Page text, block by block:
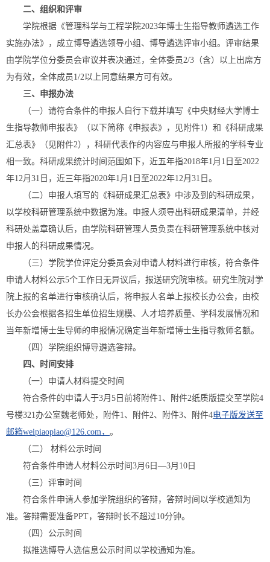
二、组织和评审
学院根据《管理科学与工程学院2023年博士生指导教师遴选工作
实施办法》，成立博导遴选领导小组、博导遴选评审小组。评审结果
由学院学位分委员会审议并表决通过，全体委员2/3（含）以上出席方
为有效，全体成员1/2以上同意结果方可有效。
三、申报办法
（一）请符合条件的申报人自行下载并填写《中央财经大学博士
生指导教师申报表》（以下简称《申报表》，见附件1）和《科研成果
汇总表》（见附件2），科研代表作的内容应与申报人所报的学科专业
相一致。科研成果统计时间范围如下，近五年指2018年1月1日至2022
年12月31日，近三年指2020年1月1日至2022年12月31日。
（二）申报人填写的《科研成果汇总表》中涉及到的科研成果，
以学校科研管理系统中数据为准。申报人须导出科研成果清单，并经
科研处盖章确认后，由学院科研管理人员负责在科研管理系统中核对
申报人的科研成果情况。
（三）学院学位评定分委员会对申请人材料进行审核，符合条件
申请人材料公示5个工作日无异议后，报送研究院审核。研究生院对学
院上报的名单进行审核确认后，将申报人名单上报校长办公会，由校
长办公会根据各招生单位招生规模、人才培养质量、学科发展情况和
当年新增博士生导师的申报情况确定当年新增博士生指导教师名额。
（四）学院组织博导遴选答辩。
四、时间安排
（一）申请人材料提交时间
符合条件的申请人于3月5日前将附件1、附件2纸质版提交至学院4
号楼321办公室魏老师处，附件1、附件2、附件3、附件4电子版发送至
邮箱weipiaopiao@126.com， 。
（二） 材料公示时间
符合条件申请人材料公示时间3月6日—3月10日
（三）评审时间
符合条件申请人参加学院组织的答辩，答辩时间以学校通知为
准。答辩需要准备PPT，答辩时长不超过10分钟。
（四）公示时间
拟推选博导人选信息公示时间以学校通知为准。